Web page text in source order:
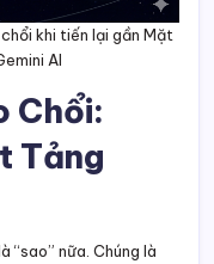
khi tiến lại gần Mặt
AI
Chổi:
Tảng
“sao” nữa. Chúng là